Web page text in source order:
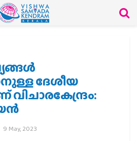
ദേശീയ
9 May, 2023